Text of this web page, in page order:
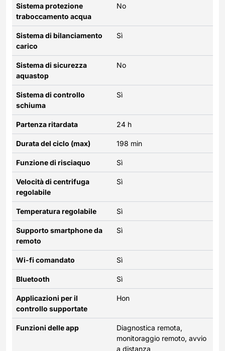
Sistema protezione
traboccamento acqua
No
Sistema di bilanciamento
carico
Sì
Sistema di sicurezza
aquastop
No
Sistema di controllo
schiuma
Sì
Partenza ritardata 24 h
Durata del ciclo (max) 198 min
Funzione di risciaquo Sì
Velocità di centrifuga
regolabile
Sì
Temperatura regolabile Sì
Supporto smartphone da
remoto
Sì
Wi-fi comandato Sì
Bluetooth Sì
Applicazioni per il
controllo supportate
Hon
Funzioni delle app
Diagnostica remota,
monitoraggio remoto, avvio
a distanza